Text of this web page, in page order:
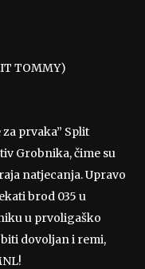
TOMMY)
prvaka” Split
Grobnika, čime su
natjecanja. Upravo
brod 035 u
u prvoligaško
dovoljan i remi,